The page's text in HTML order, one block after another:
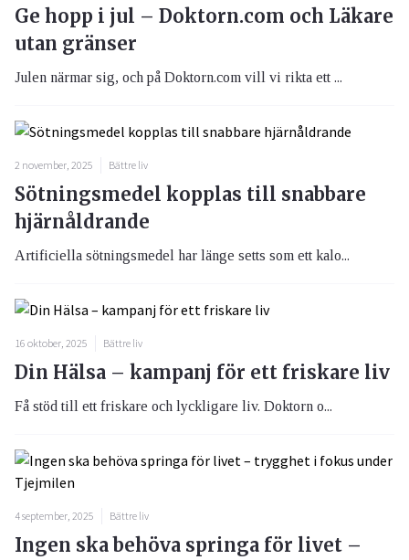
Ge hopp i jul – Doktorn.com och Läkare
utan gränser
Julen närmar sig, och på Doktorn.com vill vi rikta ett ...
2 november, 2025 Bättre liv
Sötningsmedel kopplas till snabbare
hjärnåldrande
Artificiella sötningsmedel har länge setts som ett kalo...
16 oktober, 2025 Bättre liv
Din Hälsa – kampanj för ett friskare liv
Få stöd till ett friskare och lyckligare liv. Doktorn o...
4 september, 2025 Bättre liv
Ingen ska behöva springa för livet –